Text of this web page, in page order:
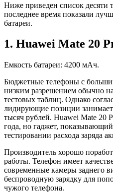
Ниже приведен список десяти
последнее время показали
батареи.
1. Huawei Mate 20
Емкость батареи: 4200 мАч.
Бюджетные телефоны с
низким разрешением обычно
тестовых таблиц. Однако
лидирующие позиции
тысяч рублей. Huawei Mate 20
года, но гаджет,
тестировании расхода заряда
Производитель хорошо
работы. Телефон имеет
современные камеры заднего
беспроводную зарядку для
чужого телефона.